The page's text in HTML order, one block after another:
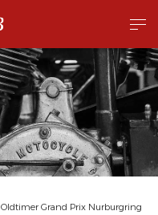
Oldtimer Grand Prix Nurburgring